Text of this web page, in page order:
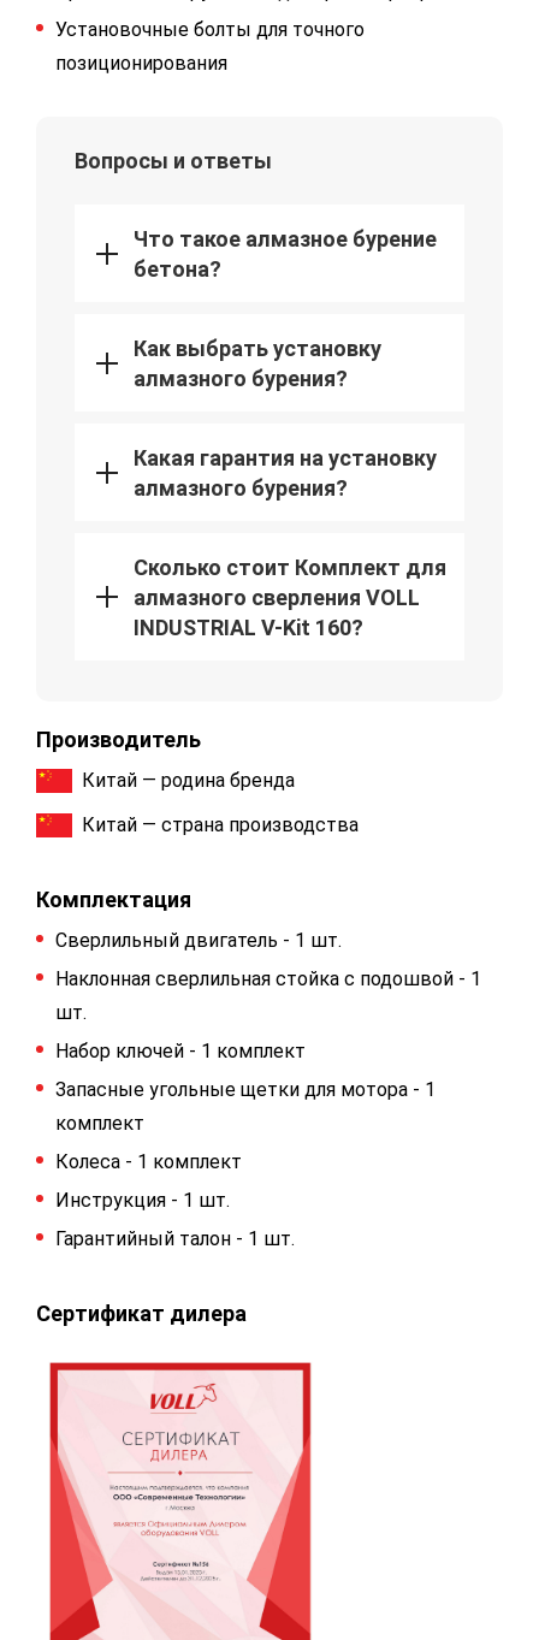
Установочные болты для точного
позиционирования
Вопросы и ответы
Что такое алмазное бурение
бетона?
Как выбрать установку
алмазного бурения?
Какая гарантия на установку
алмазного бурения?
Сколько стоит Комплект для
алмазного сверления VOLL
INDUSTRIAL V-Kit 160?
Производитель
Китай — родина бренда
Китай — страна производства
Комплектация
Сверлильный двигатель - 1 шт.
Наклонная сверлильная стойка с подошвой - 1
шт.
Набор ключей - 1 комплект
Запасные угольные щетки для мотора - 1
комплект
Колеса - 1 комплект
Инструкция - 1 шт.
Гарантийный талон - 1 шт.
Сертификат дилера